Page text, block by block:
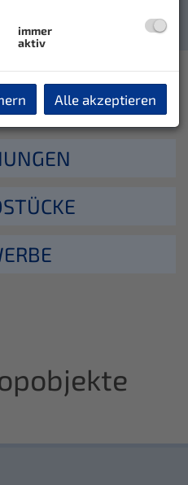
immer
aktiv
Alle akzeptieren